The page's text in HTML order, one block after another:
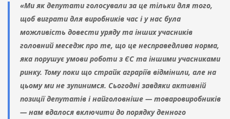
«Ми як депутати голосували за це тільки для того,
щоб виграти для виробників час і у нас була
можливість довести уряду та інших учасників
головний меседж про те, що це несправедлива норма,
яка порушує умови роботи з ЄС та іншими учасниками
ринку. Тому поки що страйк аграріїв відмінили, але на
цьому ми не зупинимся. Сьогодні завдяки активній
позиції депутатів і найголовніше — товаровиробників
— нам вдалося включити до порядку денного